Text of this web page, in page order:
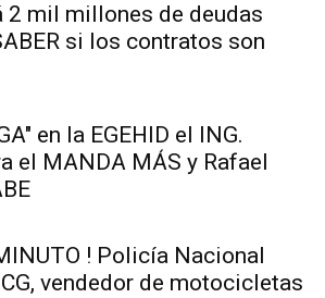
2 mil millones de deudas
si los contratos son
en la EGEHID el ING.
el MANDA MÁS y Rafael
! Policía Nacional
vendedor de motocicletas